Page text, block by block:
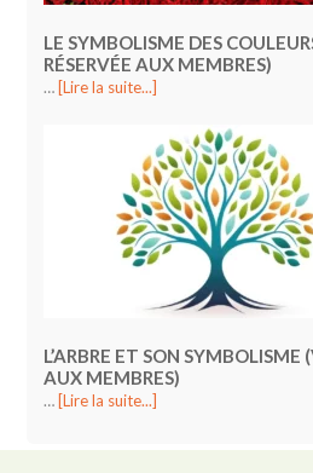
LE SYMBOLISME DES
RÉSERVÉE AUX MEMBRES)
… [Lire la suite...]
L’ARBRE ET SON SYMBOLISME
AUX MEMBRES)
… [Lire la suite...]